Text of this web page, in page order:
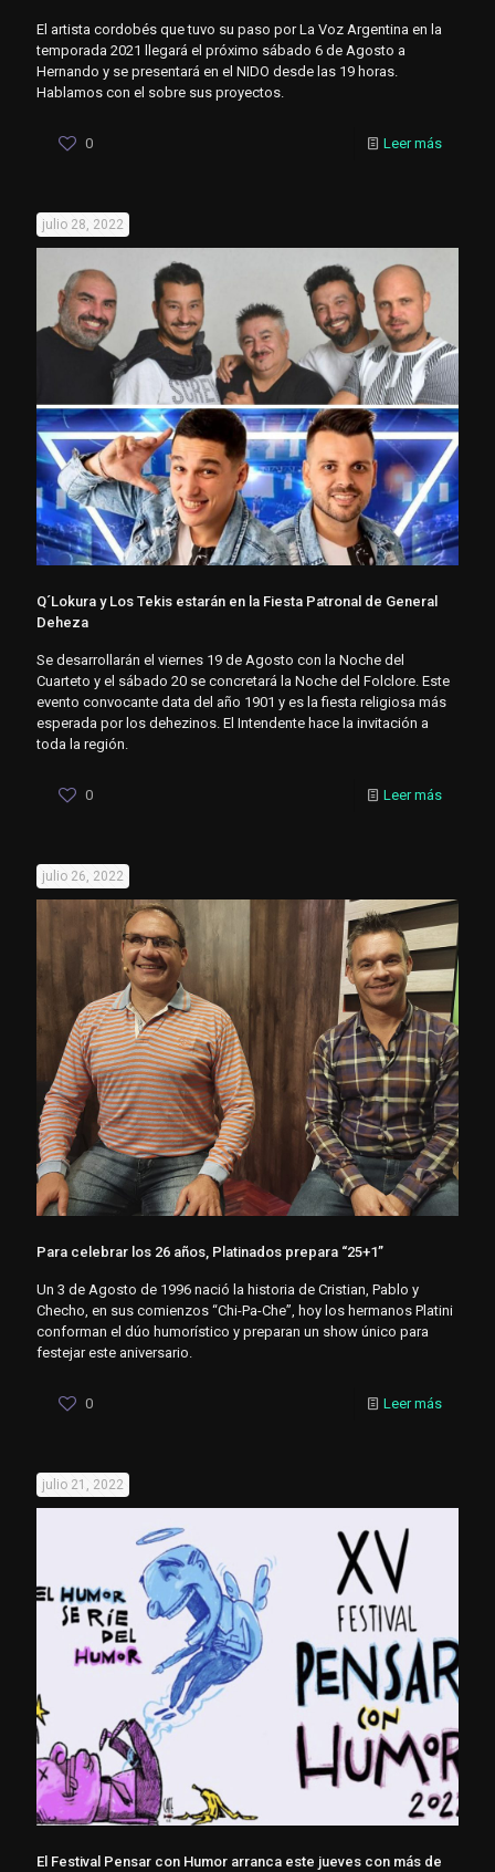
El artista cordobés que tuvo su paso por La Voz Argentina en la
temporada 2021 llegará el próximo sábado 6 de Agosto a
Hernando y se presentará en el NIDO desde las 19 horas.
Hablamos con el sobre sus proyectos.
0 Leer más
julio 28, 2022
Q´Lokura y Los Tekis estarán en la Fiesta Patronal de General
Deheza
Se desarrollarán el viernes 19 de Agosto con la Noche del
Cuarteto y el sábado 20 se concretará la Noche del Folclore. Este
evento convocante data del año 1901 y es la fiesta religiosa más
esperada por los dehezinos. El Intendente hace la invitación a
toda la región.
0 Leer más
julio 26, 2022
Para celebrar los 26 años, Platinados prepara “25+1”
Un 3 de Agosto de 1996 nació la historia de Cristian, Pablo y
Checho, en sus comienzos “Chi-Pa-Che”, hoy los hermanos Platini
conforman el dúo humorístico y preparan un show único para
festejar este aniversario.
0 Leer más
julio 21, 2022
El Festival Pensar con Humor arranca este jueves con más de